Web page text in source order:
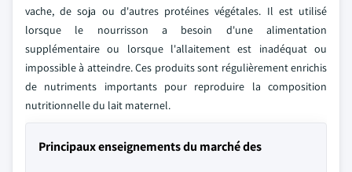
vache, de soja ou d'autres protéines végétales. Il est utilisé
lorsque le nourrisson a besoin d'une alimentation
supplémentaire ou lorsque l'allaitement est inadéquat ou
impossible à atteindre. Ces produits sont régulièrement enrichis
de nutriments importants pour reproduire la composition
nutritionnelle du lait maternel.
Principaux enseignements du marché des